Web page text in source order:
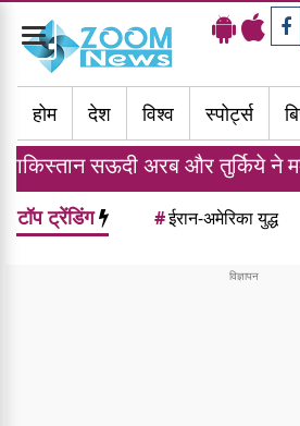
Toggle
navigation
होम
देश विश्व स्पोर्ट्स
अरब और तुर्किये ने मक्का संयुक्त रक्षा
टॉप ट्रेंडिंग #ईरान-अमेरिका युद्ध